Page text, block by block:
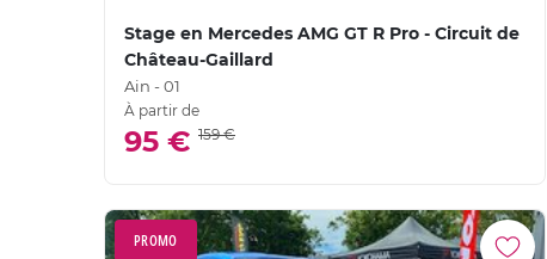
Stage en Mercedes AMG GT R Pro - Circuit de
Château-Gaillard
Ain - 01
À partir de
95 € 159 €
PROMO